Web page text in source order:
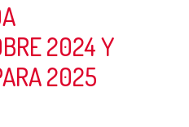
2024 Y
2025